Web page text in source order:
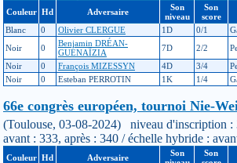
Couleur Hd Adversaire
Son
niveau
Son
score
Blanc
0 Olivier CLERGUE 1D 0/1
Noir
0
Benjamin DRÉAN-
GUÉNAÏZIA
7D 2/2
Noir
0 François MIZESSYN 4D 3/4
Noir
0 Esteban PERROTIN 1K 1/4
66e congrès européen, tournoi Nie-
(Toulouse, 03-08-2024) niveau d'inscription :
avant : 333, après : 340 / échelle hybride :
Couleur Hd Adversaire
Son
Son